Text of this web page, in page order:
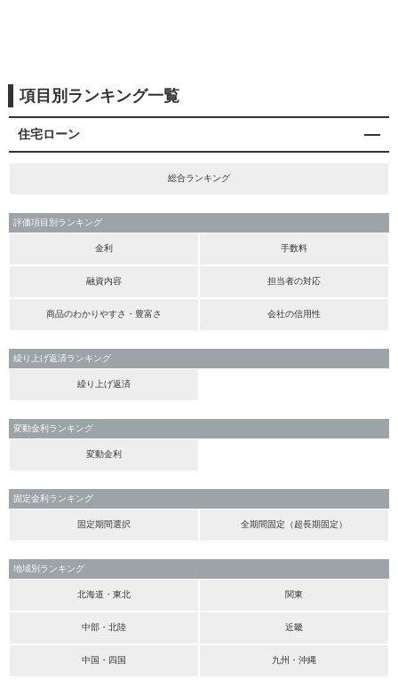
項目別ランキング一覧
住宅ローン
総合ランキング
評価項目別ランキング
金利 手数料
融資内容 担当者の対応
商品のわかりやすさ・豊富さ 会社の信用性
繰り上げ返済ランキング
繰り上げ返済
変動金利ランキング
変動金利
固定金利ランキング
固定期間選択 全期間固定（超長期固定）
地域別ランキング
北海道・東北 関東
中部・北陸 近畿
中国・四国 九州・沖縄